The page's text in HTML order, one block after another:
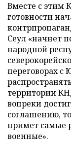
Вместе с этим
готовности
Сеул «начнет
народной
переговорах с
территории
вопреки
соглашению,
примет самые
военные».